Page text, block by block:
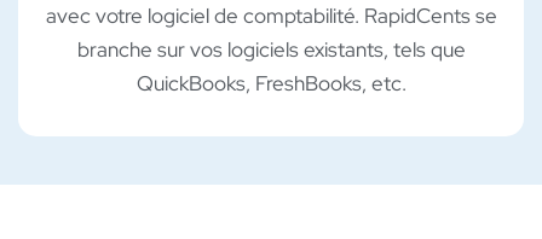
avec votre logiciel de comptabilité. RapidCents se
branche sur vos logiciels existants, tels que
QuickBooks, FreshBooks, etc.